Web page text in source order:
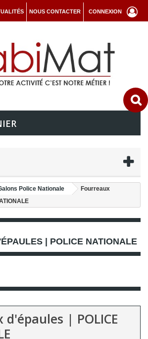
CONNEXION
NOUS CONTACTER
Police Nationale
Fourreaux
| POLICE NATIONALE
d'épaules | POLICE